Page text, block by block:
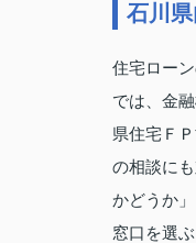
石川
住宅ロー
では、金
県住宅Ｆ
の相談に
かどうか
窓口を選